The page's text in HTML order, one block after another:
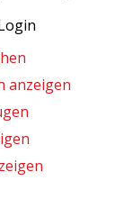
anzeigen